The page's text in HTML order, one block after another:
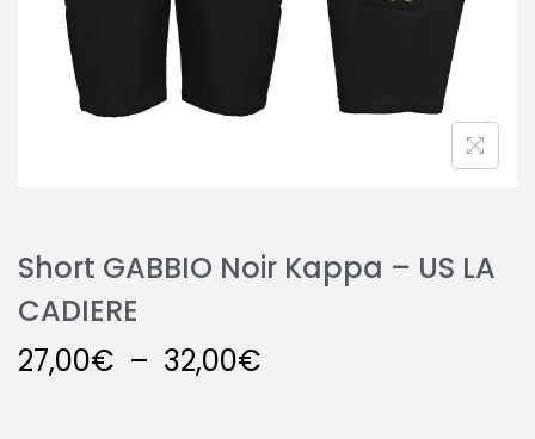
Short GABBIO Noir Kappa – US LA
CADIERE
27,00€ – 32,00€